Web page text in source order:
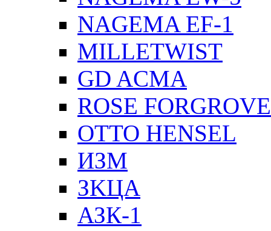
NAGEMA EF-1
MILLETWIST
GD ACMA
ROSE FORGROVE
OTTO HENSEL
ИЗМ
ЗKЦA
АЗК-1